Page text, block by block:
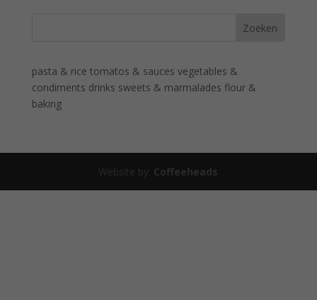
pasta & rice tomatos & sauces vegetables &
condiments drinks sweets & marmalades flour &
baking
Website by: Coffeeheads